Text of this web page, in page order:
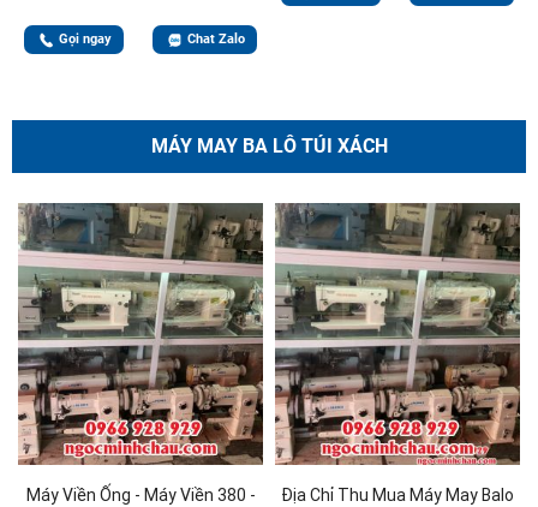
Gọi ngay Chat Zalo
MÁY MAY BA LÔ TÚI XÁCH
Máy Viền Ống - Máy Viền 380 - Địa Chỉ Thu Mua Máy May Balo